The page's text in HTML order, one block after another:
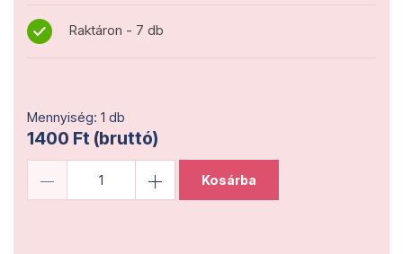
Raktáron - 7 db
Mennyiség: 1 db
1400 Ft (bruttó)
Kosárba